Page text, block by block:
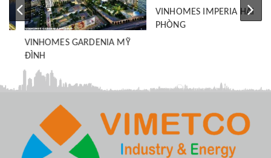
VINHOMES GARDENIA MỸ
ĐÌNH